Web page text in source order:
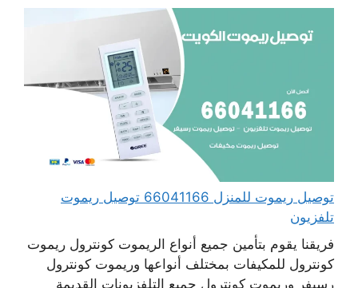
توصيل ريموت للمنزل 66041166 توصيل ريموت
تلفزيون
فريقنا يقوم بتأمين جميع أنواع الريموت كونترول ريموت
كونترول للمكيفات بمختلف أنواعها وريموت كونترول
رسيفر وريموت كونترول جميع التلفزيونات القديمة